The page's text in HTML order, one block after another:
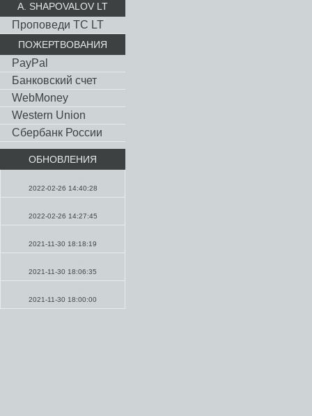
A. SHAPOVALOV LT
Проповеди TC LT
ПОЖЕРТВОВАНИЯ
PayPal
Банковский счет
WebMoney
Western Union
Сбербанк России
ОБНОВЛЕНИЯ
2022-02-26 14:40:28
2022-02-26 14:27:45
2021-11-30 18:18:19
2021-11-30 18:06:35
2021-11-30 18:00:00